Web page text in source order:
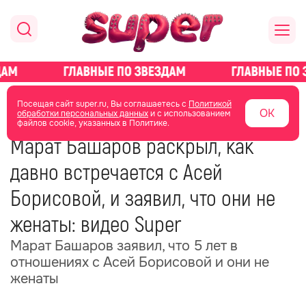
Посещая сайт super.ru, Вы соглашаетесь с Политикой
обработки персональных данныхи с использованием
файлов cookie, указанных в Политике.
ОК
главная новости о звездах новости
13 мая 04:42
Марат Башаров раскрыл, как
давно встречается с Асей
Борисовой, и заявил, что они не
женаты: видео Super
Марат Башаров заявил, что 5 лет в
отношениях с Асей Борисовой и они не
женаты